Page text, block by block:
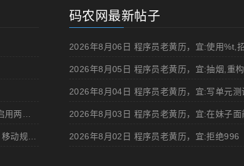
码农网最新帖子
2026年8月05日 程序员老黄历，宜:抽烟,重构
2026年8月02日 程序员老黄历，宜:拒绝996